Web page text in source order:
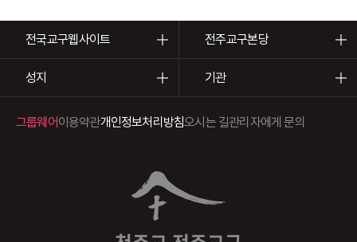
전국교구웹사이트 전주교구본당
성지 기관
그룹웨어이용약관개인정보처리방침오시는 길관리자에게 문의